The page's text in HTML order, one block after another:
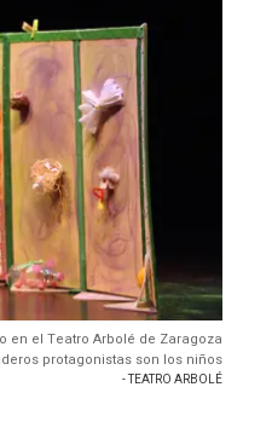
en el Teatro Arbolé de Zaragoza
protagonistas son los niños
- TEATRO ARBOLÉ